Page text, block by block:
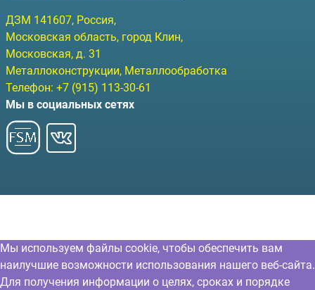
ДЗМ 141607, Россия,
Московская область, город Клин,
Московская, д. 31
Металлоконструкции, Металлообработка
Телефон: +7 (915) 113-30-61
Мы в социальных сетях
Мы используем файлы cookie, чтобы обеспечить вам
наилучшие возможности использования нашего веб-сайта.
Для получения информации о целях, сроках и порядке